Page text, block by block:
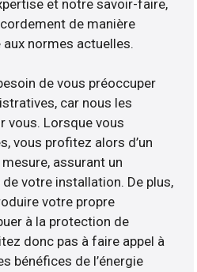
et notre savoir-faire,
de manière
normes actuelles.
de vous préoccuper
car nous les
vous. Lorsque vous
vous profitez alors d’un
assurant un
votre installation. De plus,
votre propre
à la protection de
donc pas à faire appel à
bénéfices de l’énergie